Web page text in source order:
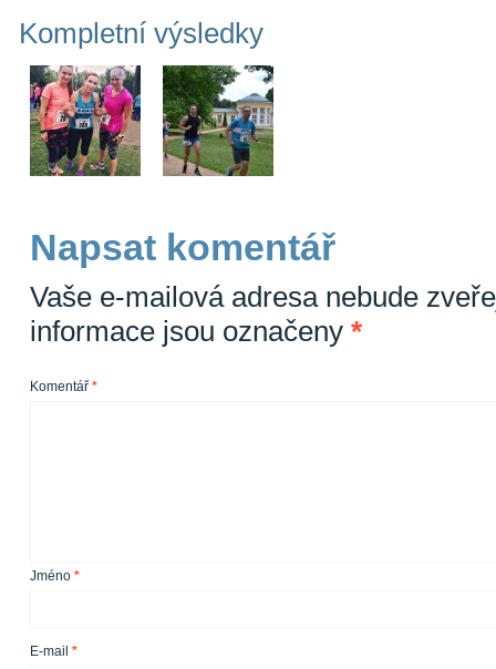
Kompletní výsledky
Napsat komentář
Vaše e-mailová adresa nebude
informace jsou označeny *
Komentář *
Jméno *
E-mail *